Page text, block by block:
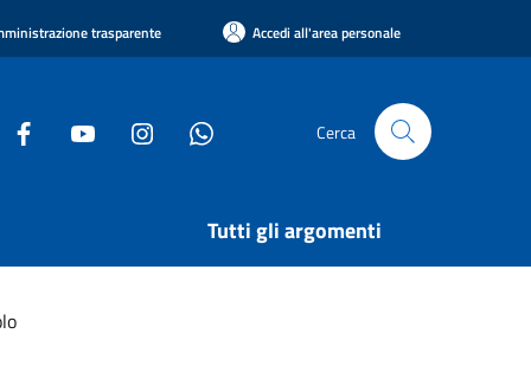
trasparente Accedi all'area personale
Cerca
Tutti gli argomenti